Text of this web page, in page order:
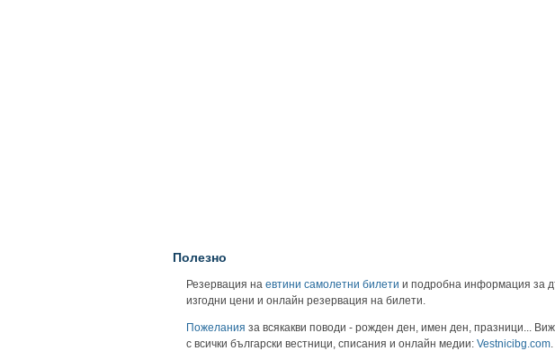
Полезно
Резервация на евтини самолетни билети и подробна информация за
изгодни цени и онлайн резервация на билети.
Пожелания за всякакви поводи - рожден ден, имен ден, празници...
с всички български вестници, списания и онлайн медии: Vestnicibg.com.